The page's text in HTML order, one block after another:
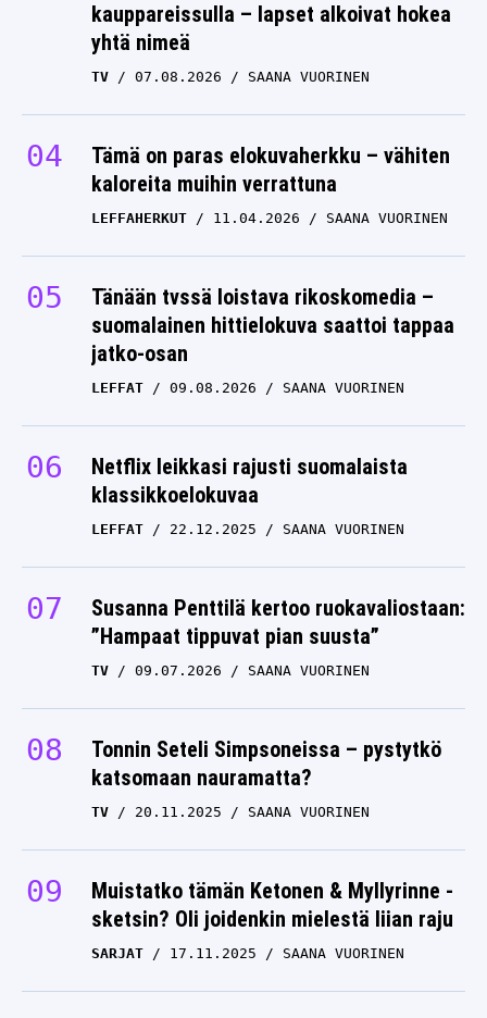
kauppareissulla – lapset alkoivat hokea
yhtä nimeä
TV 07.08.2026 SAANA VUORINEN
Tämä on paras elokuvaherkku – vähiten
kaloreita muihin verrattuna
LEFFAHERKUT 11.04.2026 SAANA VUORINEN
Tänään tvssä loistava rikoskomedia –
suomalainen hittielokuva saattoi tappaa
jatko-osan
LEFFAT 09.08.2026 SAANA VUORINEN
Netflix leikkasi rajusti suomalaista
klassikkoelokuvaa
LEFFAT 22.12.2025 SAANA VUORINEN
Susanna Penttilä kertoo ruokavaliostaan:
”Hampaat tippuvat pian suusta”
TV 09.07.2026 SAANA VUORINEN
Tonnin Seteli Simpsoneissa – pystytkö
katsomaan nauramatta?
TV 20.11.2025 SAANA VUORINEN
Muistatko tämän Ketonen & Myllyrinne -
sketsin? Oli joidenkin mielestä liian raju
SARJAT 17.11.2025 SAANA VUORINEN